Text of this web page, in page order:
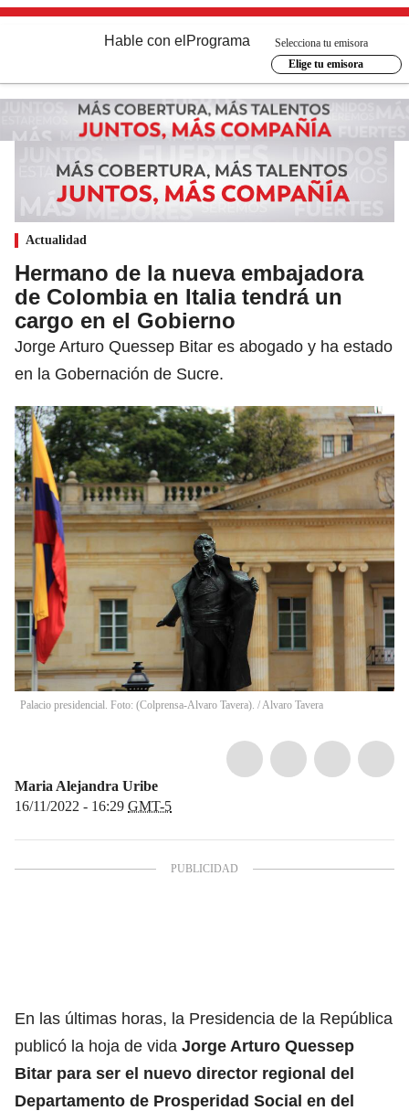
Hable con el Programa
Selecciona tu emisora
Elige tu emisora
Actualidad
Hermano de la nueva embajadora
de Colombia en Italia tendrá un
cargo en el Gobierno
Jorge Arturo Quessep Bitar es abogado y ha estado
en la Gobernación de Sucre.
Palacio presidencial. Foto: (Colprensa-Alvaro Tavera). /Alvaro Tavera
Maria Alejandra Uribe
16/11/2022 - 16:29 GMT-5
En las últimas horas, la Presidencia de la República
publicó la hoja de vida Jorge Arturo Quessep
Bitar para ser el nuevo director regional del
Departamento de Prosperidad Social en del